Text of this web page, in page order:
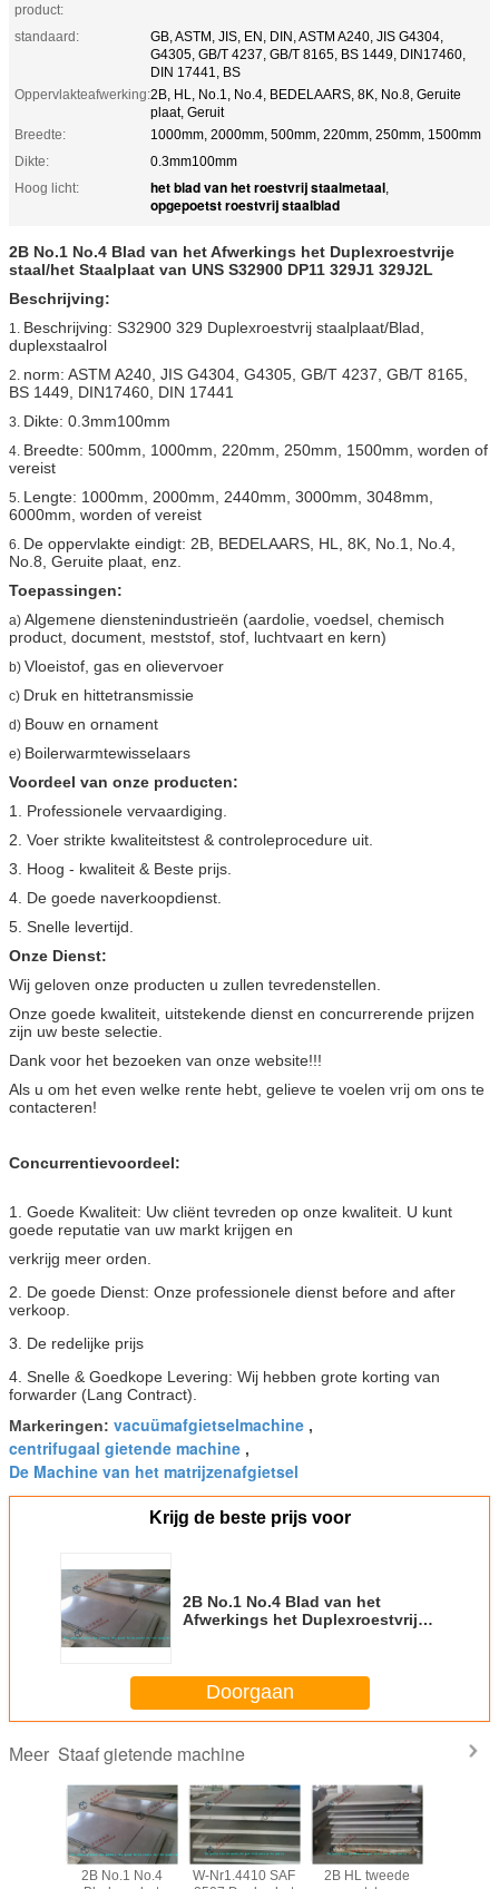
product:
standaard:
GB, ASTM, JIS, EN, DIN, ASTM A240, JIS G4304,
G4305, GB/T 4237, GB/T 8165, BS 1449, DIN17460,
DIN 17441, BS
Oppervlakteafwerking:2B, HL, No.1, No.4, BEDELAARS, 8K, No.8, Geruite
plaat, Geruit
Breedte:
1000mm, 2000mm, 500mm, 220mm, 250mm, 1500mm
Dikte:
0.3mm100mm
Hoog licht:
het blad van het roestvrij staalmetaal,
opgepoetst roestvrij staalblad
2B No.1 No.4 Blad van het Afwerkings het Duplexroestvrije
staal/het Staalplaat van UNS S32900 DP11 329J1 329J2L
Beschrijving:
1. Beschrijving: S32900 329 Duplexroestvrij staalplaat/Blad,
duplexstaalrol
2. norm: ASTM A240, JIS G4304, G4305, GB/T 4237, GB/T 8165,
BS 1449, DIN17460, DIN 17441
3. Dikte: 0.3mm100mm
4. Breedte: 500mm, 1000mm, 220mm, 250mm, 1500mm, worden of
vereist
5. Lengte: 1000mm, 2000mm, 2440mm, 3000mm, 3048mm,
6000mm, worden of vereist
6. De oppervlakte eindigt: 2B, BEDELAARS, HL, 8K, No.1, No.4,
No.8, Geruite plaat, enz.
Toepassingen:
a) Algemene dienstenindustrieën (aardolie, voedsel, chemisch
product, document, meststof, stof, luchtvaart en kern)
b) Vloeistof, gas en olievervoer
c) Druk en hittetransmissie
d) Bouw en ornament
e) Boilerwarmtewisselaars
Voordeel van onze producten:
1. Professionele vervaardiging.
2. Voer strikte kwaliteitstest & controleprocedure uit.
3. Hoog - kwaliteit & Beste prijs.
4. De goede naverkoopdienst.
5. Snelle levertijd.
Onze Dienst:
Wij geloven onze producten u zullen tevredenstellen.
Onze goede kwaliteit, uitstekende dienst en concurrerende prijzen
zijn uw beste selectie.
Dank voor het bezoeken van onze website!!!
Als u om het even welke rente hebt, gelieve te voelen vrij om ons te
contacteren!
Concurrentievoordeel:
1. Goede Kwaliteit: Uw cliënt tevreden op onze kwaliteit. U kunt
goede reputatie van uw markt krijgen en
verkrijg meer orden.
2. De goede Dienst: Onze professionele dienst before and after
verkoop.
3. De redelijke prijs
4. Snelle & Goedkope Levering: Wij hebben grote korting van
forwarder (Lang Contract).
Markeringen: vacuümafgietselmachine ,
centrifugaal gietende machine ,
De Machine van het matrijzenafgietsel
Krijg de beste prijs voor
2B No.1 No.4 Blad van het
Afwerkings het Duplexroestvrije
Doorgaan
Meer Staaf gietende machine
2B No.1 No.4
W-Nr1.4410 SAF
2B HL tweede